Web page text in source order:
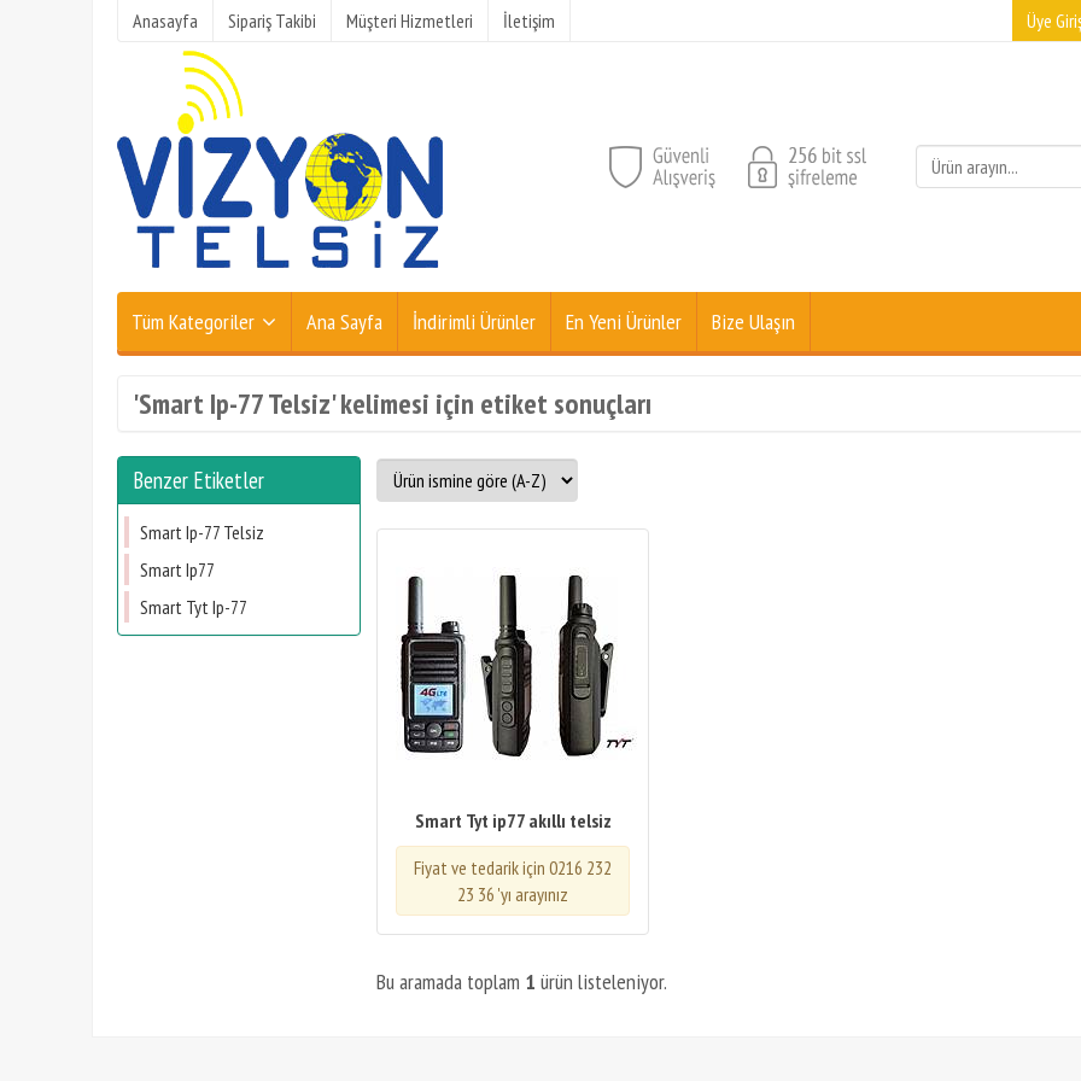
Anasayfa Sipariş Takibi Müşteri Hizmetleri İletişim Üye
Tüm Kategoriler Ana Sayfa İndirimli Ürünler En Yeni Ürünler Bize Ulaşın
'Smart Ip-77 Telsiz' kelimesi için etiket sonuçları
Benzer Etiketler
Smart Ip-77 Telsiz
Smart Ip77
Smart Tyt Ip-77
Smart Tyt ip77 akıllı telsiz
Fiyat ve tedarik için 0216 232
23 36 'yı arayınız
Bu aramada toplam 1 ürün listeleniyor.